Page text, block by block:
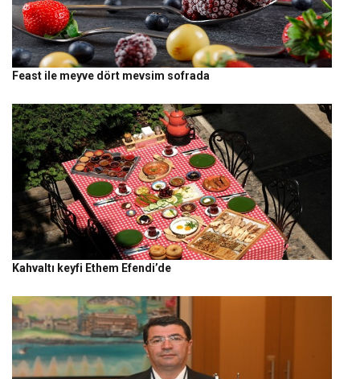
Feast ile meyve dört mevsim sofrada
Kahvaltı keyfi Ethem Efendi’de